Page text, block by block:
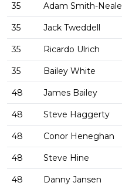
35 Adam Smith-Neale
35 Jack Tweddell
35 Ricardo Ulrich
35 Bailey White
48 James Bailey
48 Steve Haggerty
48 Conor Heneghan
48 Steve Hine
48 Danny Jansen